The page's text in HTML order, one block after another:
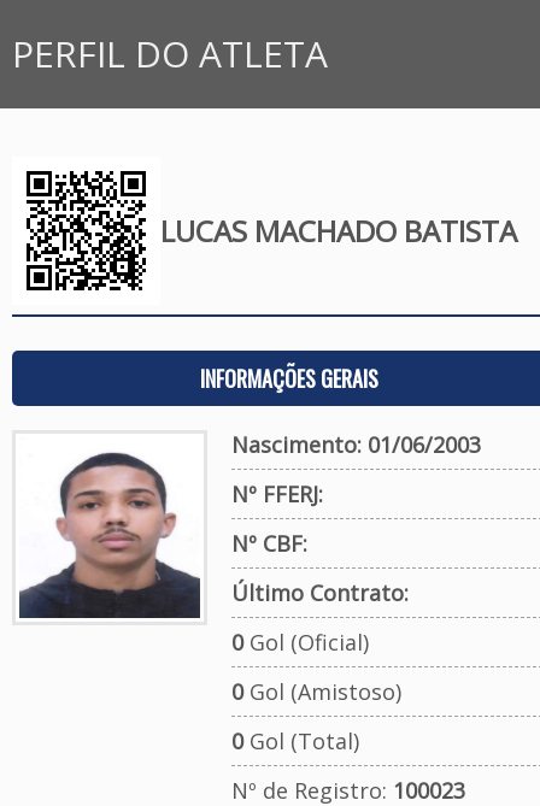
PERFIL DO ATLETA
LUCAS MACHADO BATISTA
INFORMAÇÕES GERAIS
Nascimento: 01/06/2003
Nº FFERJ:
Nº CBF:
Último Contrato:
0Gol (Oficial)
0Gol (Amistoso)
0Gol (Total)
Nº de Registro: 100023